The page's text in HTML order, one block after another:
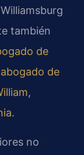
también
de
abogado de
,
.
no